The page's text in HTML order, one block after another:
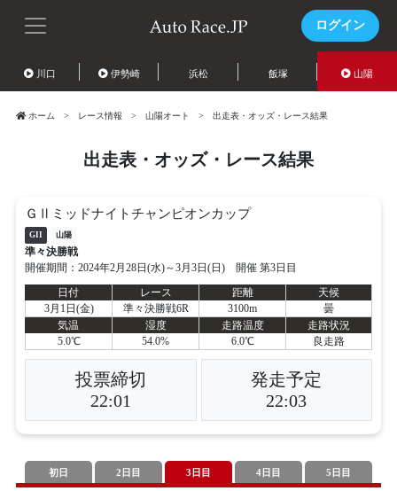
ログイン
川口 伊勢崎 浜松 飯塚 山陽
ホーム レース情報 山陽オート 出走表・オッズ・レース結果
出走表・オッズ・レース結果
ＧⅡミッドナイトチャンピオンカップ
GII 山陽
準々決勝戦
開催期間：2024年2月28日(水)～3月3日(日) 開催 第3日目
日付
レース 距離
天候
3月1日(金)
準々決勝戦6R 3100m
曇
気温
湿度 走路温度
走路状況
5.0℃
54.0% 6.0℃ 良走路
投票締切
22:01
発走予定
22:03
初日 2日目 3日目 4日目 5日目